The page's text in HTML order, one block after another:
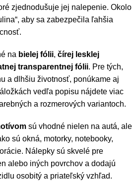
zjednodušuje jej nalepenie. Okolo
aby sa zabezpečila ľahšia
na bielej fólii, čírej lesklej
transparentnej fólii. Pre tých,
a dlhšiu životnosť, ponúkame aj
vedľa popisu nájdete viac
a rozmerových variantoch.
sú vhodné nielen na autá, ale
sú okná, motorky, notebooky,
Nálepky sú skvelé pre
alebo iných povrchov a dodajú
osobitý a priateľský vzhľad.